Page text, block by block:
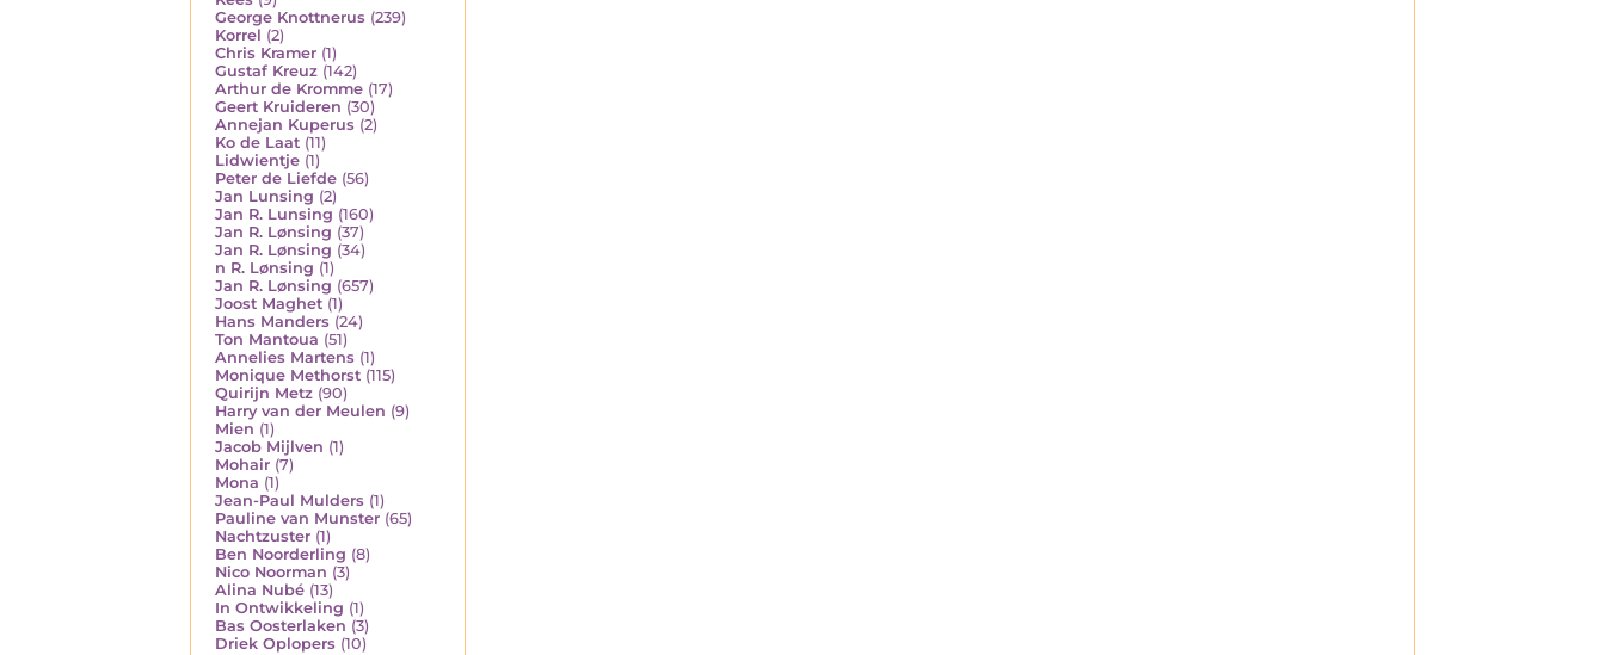
George Knottnerus (239)
Korrel (2)
Chris Kramer (1)
Gustaf Kreuz (142)
Arthur de Kromme (17)
Geert Kruideren (30)
Annejan Kuperus (2)
Ko de Laat (11)
Lidwientje (1)
Peter de Liefde (56)
Jan Lunsing (2)
Jan R. Lunsing (160)
Jan R. Lønsing (37)
Jan R. Lønsing (34)
n R. Lønsing (1)
Jan R. Lønsing (657)
Joost Maghet (1)
Hans Manders (24)
Ton Mantoua (51)
Annelies Martens (1)
Monique Methorst (115)
Quirijn Metz (90)
Harry van der Meulen (9)
Mien (1)
Jacob Mijlven (1)
Mohair (7)
Mona (1)
Jean-Paul Mulders (1)
Pauline van Munster (65)
Nachtzuster (1)
Ben Noorderling (8)
Nico Noorman (3)
Alina Nubé (13)
In Ontwikkeling (1)
Bas Oosterlaken (3)
Driek Oplopers (10)